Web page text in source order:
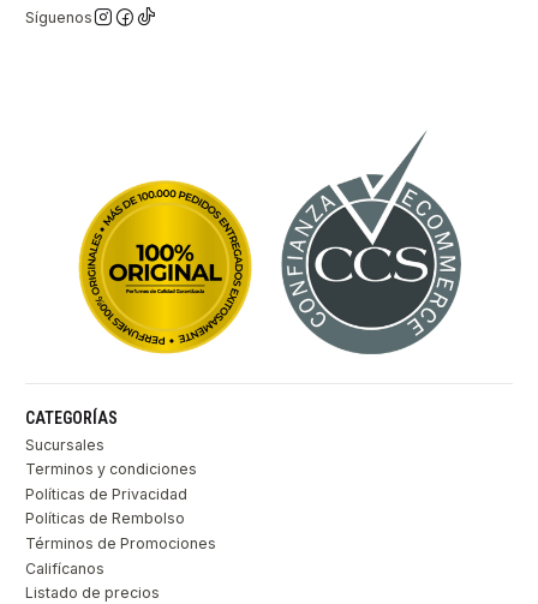
Síguenos
CATEGORÍAS
Sucursales
Terminos y condiciones
Políticas de Privacidad
Políticas de Rembolso
Términos de Promociones
Califícanos
Listado de precios